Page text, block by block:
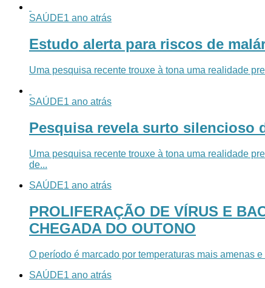
SAÚDE1 ano atrás
Estudo alerta para riscos de
Uma pesquisa recente trouxe à tona uma realidade
SAÚDE1 ano atrás
Pesquisa revela surto silencioso
Uma pesquisa recente trouxe à tona uma realidade
de...
SAÚDE1 ano atrás
PROLIFERAÇÃO DE VÍRUS E
CHEGADA DO OUTONO
O período é marcado por temperaturas mais amenas
SAÚDE1 ano atrás